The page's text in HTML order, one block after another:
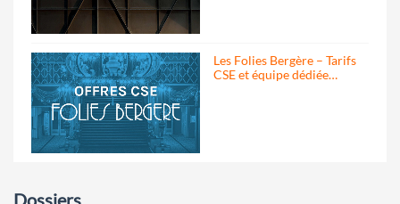
Les Folies Bergère – Tarifs
CSE et équipe dédiée…
Dossiers